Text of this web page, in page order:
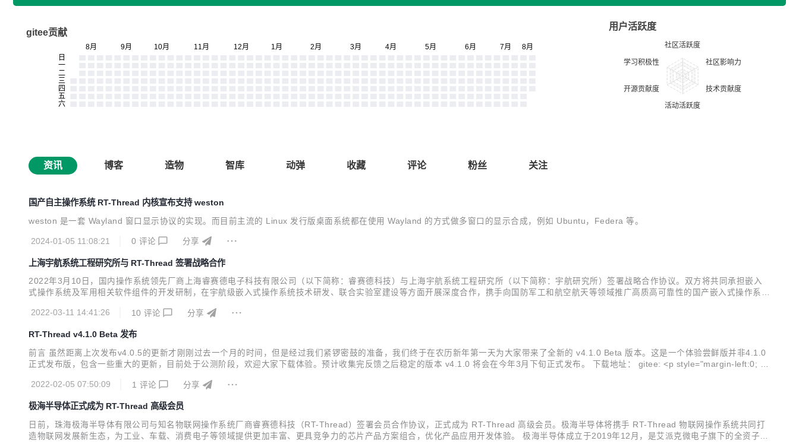
gitee贡献
用户活跃度
资讯 博客 造物 智库 动弹 收藏 评论 粉丝 关注
国产自主操作系统 RT-Thread 内核宣布支持 weston
weston 是一套 Wayland 窗口显示协议的实现。而目前主流的 Linux 发行版桌面系统都在使用 Wayland 的方式做多窗口的显示合成，例如 Ubuntu，Federa 等。
2024-01-05 11:08:21 0 评论 分享
上海宇航系统工程研究所与 RT-Thread 签署战略合作
2022年3月10日，国内操作系统领先厂商上海睿赛德电子科技有限公司（以下简称：睿赛德科技）与上海宇航系统工程研究所（以下简称：宇航研究所）签署战略合作协议。双方将共同承担嵌入
式操作系统及军用相关软件组件的开发研制，在宇航级嵌入式操作系统技术研发、联合实验室建设等方面开展深度合作，携手向国防军工和航空航天等领域推广高质高可靠性的国产嵌入式操作系
十年代以来，其独立研制或参与研制的运载火箭、载人飞船、应用卫星均取得...
2022-03-11 14:41:26 10 评论 分享
RT-Thread v4.1.0 Beta 发布
前言 虽然距离上次发布v4.0.5的更新才刚刚过去一个月的时间，但是经过我们紧锣密鼓的准备，我们终于在农历新年第一天为大家带来了全新的 v4.1.0 Beta 版本。这是一个体验尝鲜版并非4.1.0
正式发布版，包含一些重大的更新，目前处于公测阶段，欢迎大家下载体验。预计收集完反馈之后稳定的版本 v4.1.0 将会在今年3月下旬正式发布。 下载地址： gitee: <p style="margin-left:0; m
2022-02-05 07:50:09
1 评论 分享
极海半导体正式成为 RT-Thread 高级会员
日前，珠海极海半导体有限公司与知名物联网操作系统厂商睿赛德科技（RT-Thread）签署会员合作协议，正式成为 RT-Thread 高级会员。极海半导体将携手 RT-Thread 物联网操作系统共同打
造物联网发展新生态，为工业、车载、消费电子等领域提供更加丰富、更具竞争力的芯片产品方案组合，优化产品应用开发体验。 极海半导体成立于2019年12月，是艾派克微电子旗下的全资子公